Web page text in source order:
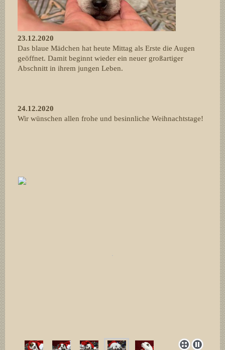
23.12.2020
Das blaue Mädchen hat heute Mittag als Erste die Augen
geöffnet. Damit beginnt wieder ein neuer großartiger
Abschnitt in ihrem jungen Leben.
24.12.2020
Wir wünschen allen frohe und besinnliche Weihnachtstage!